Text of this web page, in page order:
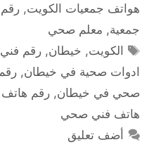
هواتف جمعيات الكويت,
جمعية, معلم صحي
الوسوم
الكويت, خيطان,رقم
ادوات صحية في خيطان,
صحي في خيطان, رقم
هاتف فني صحي
أضف تعليق